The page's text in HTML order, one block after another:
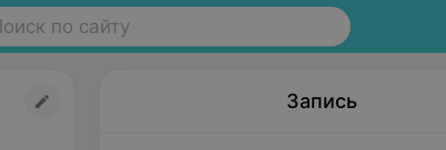
по сайту
Запись